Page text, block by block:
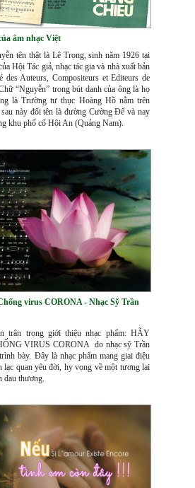
âm nhạc Việt
tên thật là Lê Trọng, sinh năm 1926 tại
Hội Tác giả, nhạc tác gia và nhà xuất bản
des Auteurs, Compositeurs et Editeurs de
“Nguyễn” trong bút danh của ông là họ
là Trường tư thục Hoàng Hồ nằm trên
này đổi tên là đường Cường Để và nay
khu phố cổ Hội An (Quảng Nam).
virus CORONA - Nhạc Sỹ Trần
trân trọng giới thiệu nhạc phẩm: HÃY
VIRUS CORONA do nhạc sỹ Trần
bày. Đây là nhạc phẩm mang giai điệu
lạc quan yêu đời, hy vọng về một tương lai
đau thương.